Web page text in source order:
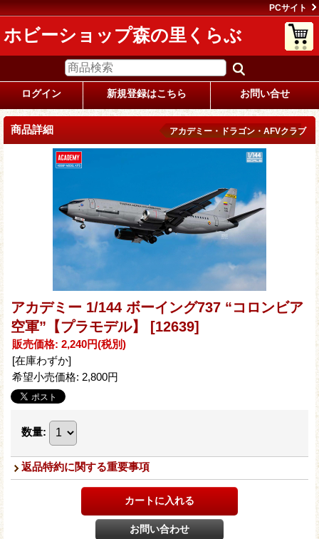
PCサイト
ホビーショップ森の里くらぶ
ログイン 新規登録はこちら お問い合せ
商品詳細 アカデミー・ドラゴン・AFVクラブ
アカデミー 1/144 ボーイング737 “コロンビア
空軍”【プラモデル】 [12639]
販売価格: 2,240円(税別)
[在庫わずか]
希望小売価格: 2,800円
数量:
返品特約に関する重要事項